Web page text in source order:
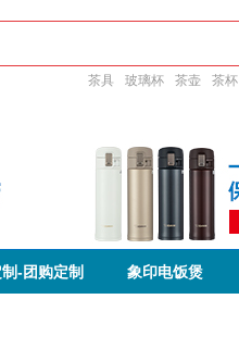
茶具 玻璃杯 茶壶 茶杯
-团购定制 象印电饭煲